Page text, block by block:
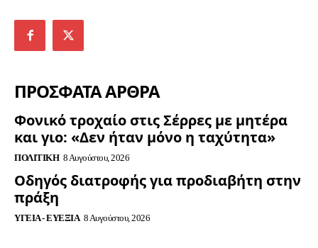
ΠΡΟΣΦΑΤΑ ΑΡΘΡΑ
Φονικό τροχαίο στις Σέρρες με μητέρα
και γιο: «Δεν ήταν μόνο η ταχύτητα»
ΠΟΛΙΤΙΚΉ 8 Αυγούστου, 2026
Οδηγός διατροφής για προδιαβήτη στην
πράξη
ΥΓΕΊΑ - ΕΥΕΞΊΑ 8 Αυγούστου, 2026